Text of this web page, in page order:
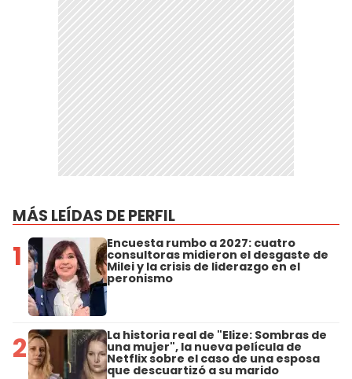
MÁS LEÍDAS DE PERFIL
1 Encuesta rumbo a 2027: cuatro
consultoras midieron el desgaste de
Milei y la crisis de liderazgo en el
peronismo
2 La historia real de "Elize: Sombras de
una mujer", la nueva película de
Netflix sobre el caso de una esposa
que descuartizó a su marido